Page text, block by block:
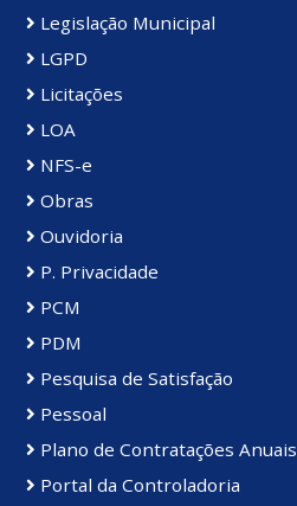
Legislação Municipal
LGPD
Licitações
LOA
NFS-e
Obras
Ouvidoria
P. Privacidade
PCM
PDM
Pesquisa de Satisfação
Pessoal
Plano de Contratações Anuais
Portal da Controladoria